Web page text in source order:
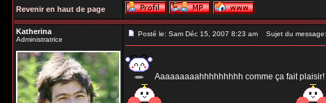
Revenir en haut de page
Katherina
Administratrice
Posté le: Sam Déc 15, 2007 8:23 am Sujet du message:
Aaaaaaaaahhhhhhhhh comme ça fait